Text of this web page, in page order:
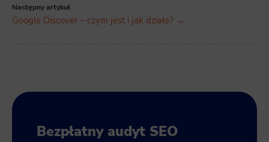
Następny artykuł
Google Discover – czym jest i jak działa? →
Bezpłatny audyt SEO